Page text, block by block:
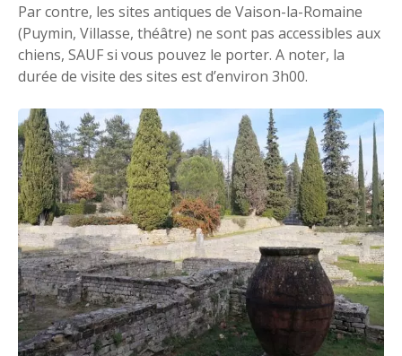
Par contre, les sites antiques de Vaison-la-Romaine
(Puymin, Villasse, théâtre) ne sont pas accessibles aux
chiens, SAUF si vous pouvez le porter. A noter, la
durée de visite des sites est d’environ 3h00.